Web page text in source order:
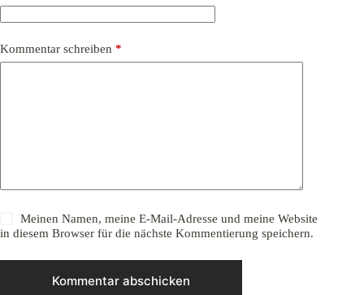
Kommentar schreiben *
Meinen Namen, meine E-Mail-Adresse und meine Website
in diesem Browser für die nächste Kommentierung speichern.
Kommentar abschicken